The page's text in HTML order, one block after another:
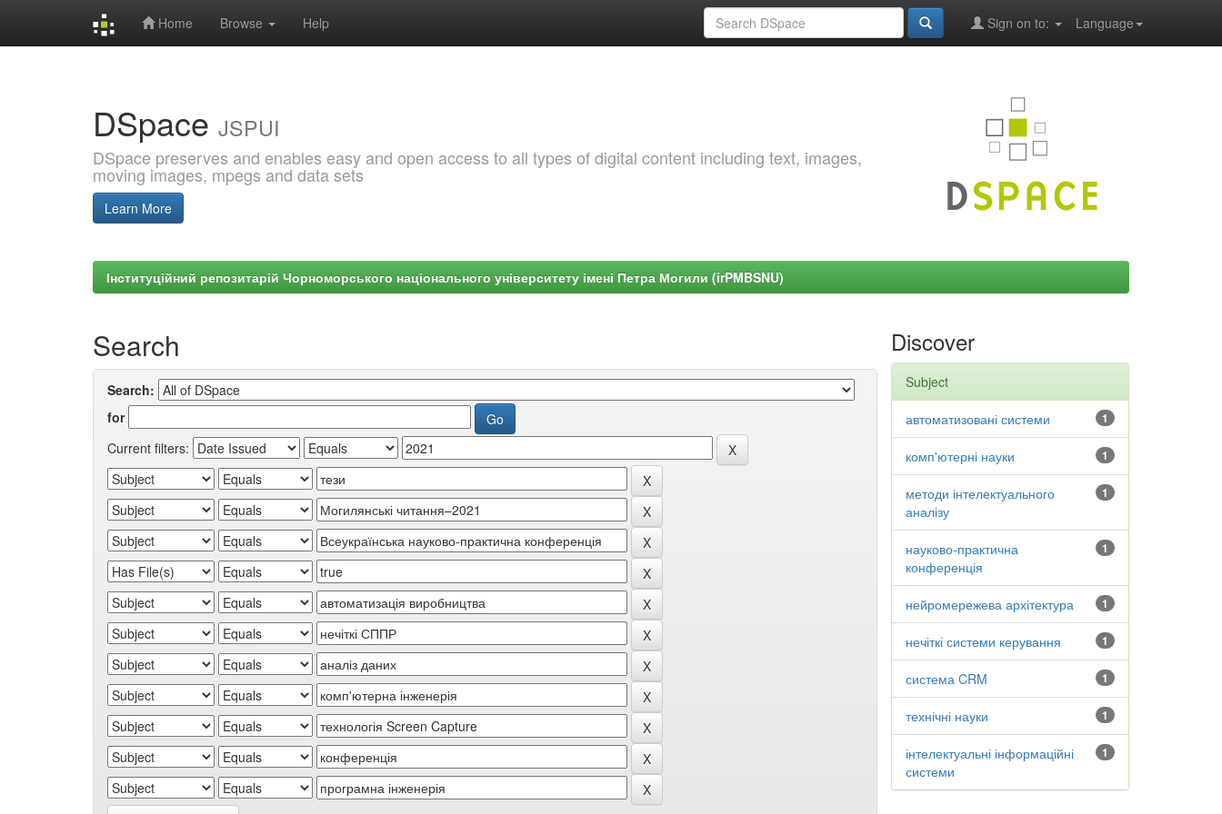
Home Browse Help Language
Sign on to:
DSpace JSPUI
DSpace preserves and enables easy and open access to all types of digital content including text, images,
moving images, mpegs and data sets
Learn More
Інституційний репозитарій Чорноморського національного університету імені Петра Могили (irPMBSNU)
Search
Search:
for
Current filters:
Discover
Subject
1
автоматизовані системи
1
комп'ютерні науки
1
методи інтелектуального
аналізу
1
науково-практична
конференція
1
нейромережева архітектура
1
нечіткі системи керування
1
система CRM
1
технічні науки
1
інтелектуальні інформаційні
системи